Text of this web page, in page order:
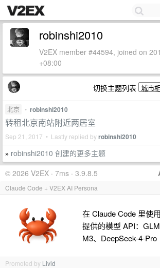
robinshi2010
V2EX member #44594, joined on
+08:00
切换主题列表
北京 • robinshi2010
转租北京南站附近两居室
Sep 21, 2017 • Lastly replied byrobinshi2010
» robinshi2010 创建的更多主题
© 2026 V2EX · 7ms · 3.9.8.5
Claude Code + V2EX AI Persona
在 Claude Code 里使
提供的模型 API：
M3、DeepSeek-4-Pro
Promoted by Livid